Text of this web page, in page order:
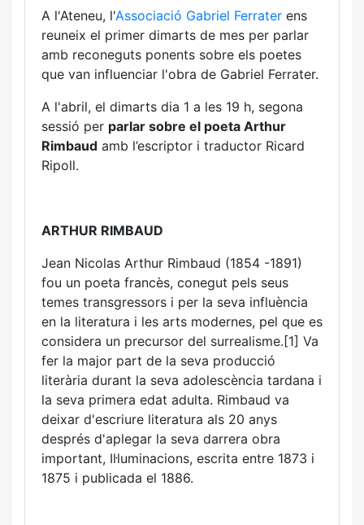
A l'Ateneu, l'Associació Gabriel Ferrater ens
reuneix el primer dimarts de mes per parlar
amb reconeguts ponents sobre els poetes
que van influenciar l'obra de Gabriel Ferrater.
A l'abril, el dimarts dia 1 a les 19 h, segona
sessió per parlar sobre el poeta Arthur
Rimbaud amb l’escriptor i traductor Ricard
Ripoll.
ARTHUR RIMBAUD
Jean Nicolas Arthur Rimbaud (1854 -1891)
fou un poeta francès, conegut pels seus
temes transgressors i per la seva influència
en la literatura i les arts modernes, pel que es
considera un precursor del surrealisme.[1] Va
fer la major part de la seva producció
literària durant la seva adolescència tardana i
la seva primera edat adulta. Rimbaud va
deixar d'escriure literatura als 20 anys
després d'aplegar la seva darrera obra
important, Il·luminacions, escrita entre 1873 i
1875 i publicada el 1886.